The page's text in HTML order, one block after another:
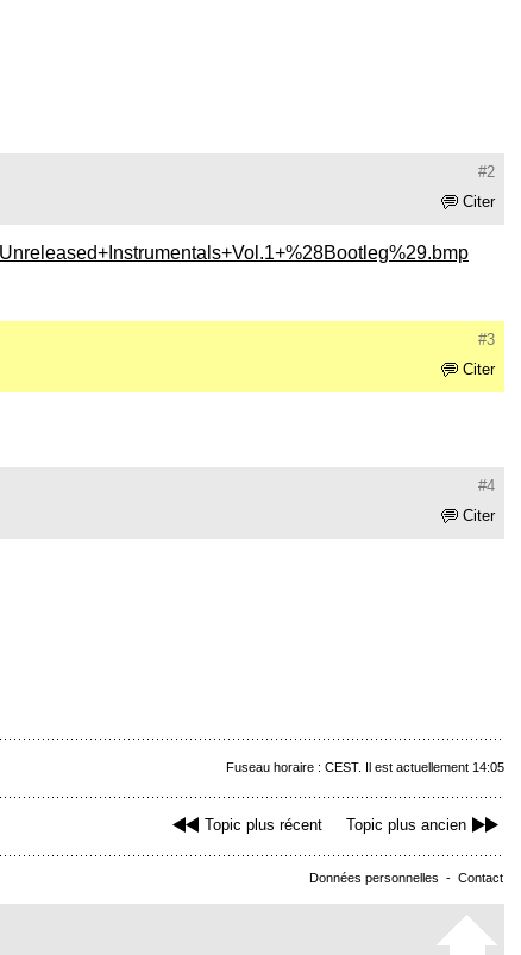
#2
Citer
#3
Citer
#4
Citer
Fuseau horaire : CEST. Il est actuellement 14:05
Topic plus récent Topic plus ancien
Données personnelles - Contact